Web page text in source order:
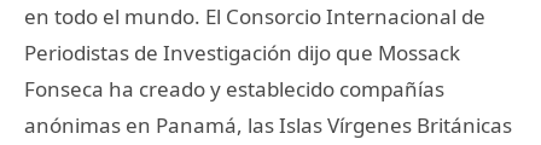
en todo el mundo. El Consorcio Internacional de
Periodistas de Investigación dijo que Mossack
Fonseca ha creado y establecido compañías
anónimas en Panamá, las Islas Vírgenes Británicas